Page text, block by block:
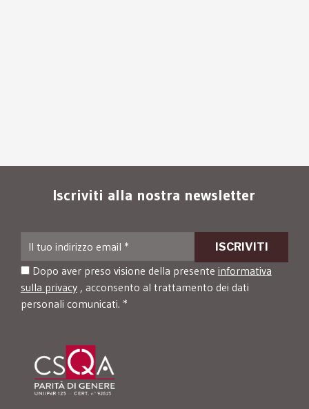
Iscriviti alla nostra newsletter
Dopo aver preso visione della presente informativa
sulla privacy, acconsento al trattamento dei dati
personali comunicati. *